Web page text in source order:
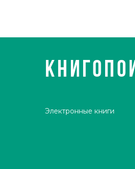
Электронные книги